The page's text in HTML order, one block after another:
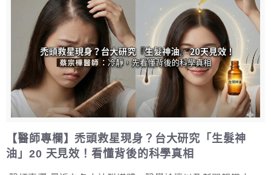
【醫師專欄】禿頭救星現身？台大研究「生髮神
油」20 天見效！看懂背後的科學真相